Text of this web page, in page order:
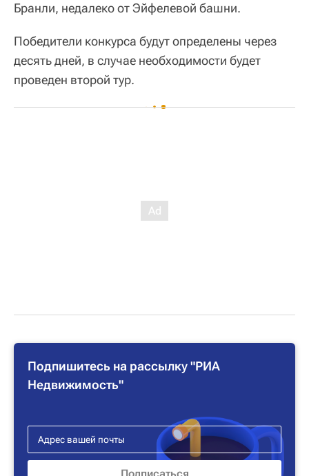
Бранли, недалеко от Эйфелевой башни.
Победители конкурса будут определены через
десять дней, в случае необходимости будет
проведен второй тур.
Подпишитесь на рассылку "РИА
Недвижимость"